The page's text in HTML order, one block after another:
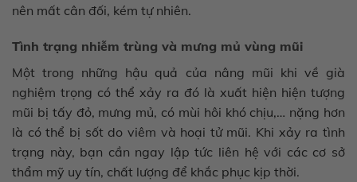
nên mất cân đối, kém tự nhiên.
Tình trạng nhiễm trùng và mưng mủ vùng mũi
Một trong những hậu quả của nâng mũi khi về già
nghiệm trọng có thể xảy ra đó là xuất hiện hiện tượng
mũi bị tấy đỏ, mưng mủ, có mùi hôi khó chịu,… nặng hơn
là có thể bị sốt do viêm và hoại tử mũi. Khi xảy ra tình
trạng này, bạn cần ngay lập tức liên hệ với các cơ sở
thẩm mỹ uy tín, chất lượng để khắc phục kịp thời.